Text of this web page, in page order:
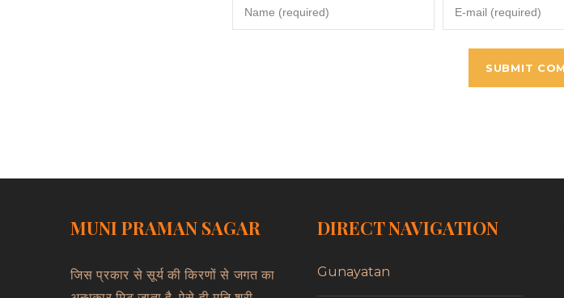
MUNI PRAMAN SAGAR
जिस प्रकार से सूर्य की किरणों से जगत का
DIRECT NAVIGATION
Gunayatan